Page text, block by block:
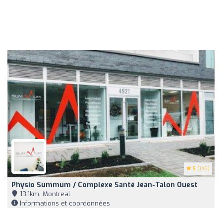
5 (145)
Physio Summum / Complexe Santé Jean-Talon Ouest
13,1km, Montreal
Informations et coordonnées